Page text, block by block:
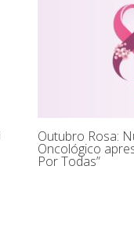
Outubro Rosa:
Oncológico
Por Todas”